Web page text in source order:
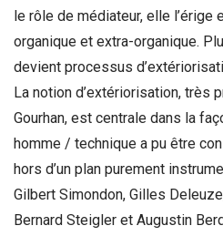
le rôle de médiateur, elle l’érige
organique et extra-organique.
devient processus
La notion d’extériorisation, très
Gourhan, est centrale dans la
homme / technique a pu être
hors d’un plan purement
Gilbert Simondon, Gilles
Bernard Steigler et Augustin